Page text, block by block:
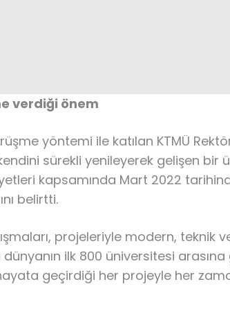
verdiği önem
yöntemi ile katılan KTMÜ
sürekli yenileyerek gelişen bir
kapsamında Mart 2022
belirtti.
projeleriyle modern, teknik
ilk 800 üniversitesi arasına
geçirdiği her projeyle her